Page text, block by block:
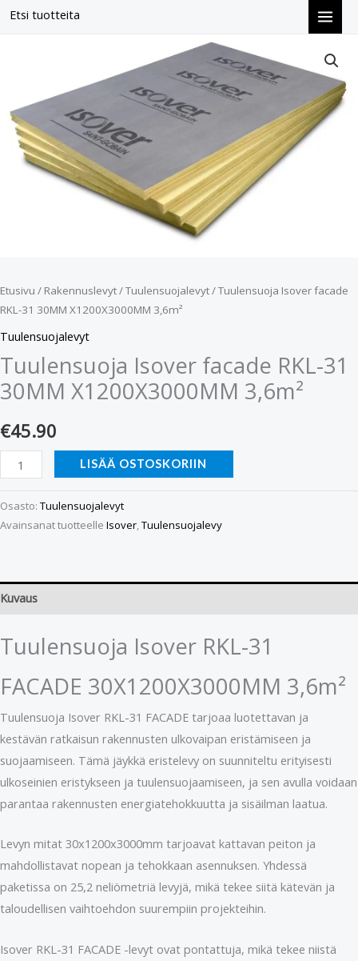
Etsi tuotteita
Siirry
Etusivu / Rakennuslevyt/Tuulensuojalevyt/ Tuulensuoja Isover facade
RKL-31 30MM X1200X3000MM 3,6m²
Tuulensuojalevyt
Tuulensuoja Isover facade RKL-31
30MM X1200X3000MM 3,6m²
€45.90
RKL-
30MM
X1200X3000MM
LISÄÄ OSTOSKORIIN
Osasto: Tuulensuojalevyt
Avainsanat tuotteelle Isover,Tuulensuojalevy
Kuvaus
Tuulensuoja Isover RKL-31
FACADE 30X1200X3000MM 3,6m²
Tuulensuoja Isover RKL-31 FACADE tarjoaa luotettavan ja
kestävän ratkaisun rakennusten ulkovaipan eristämiseen ja
suojaamiseen. Tämä jäykkä eristelevy on suunniteltu erityisesti
ulkoseinien eristykseen ja tuulensuojaamiseen, ja sen avulla voidaan
parantaa rakennusten energiatehokkuutta ja sisäilman laatua.
Levyn mitat 30x1200x3000mm tarjoavat kattavan peiton ja
mahdollistavat nopean ja tehokkaan asennuksen. Yhdessä
paketissa on 25,2 neliömetriä levyjä, mikä tekee siitä kätevän ja
taloudellisen vaihtoehdon suurempiin projekteihin.
Isover RKL-31 FACADE -levyt ovat pontattuja, mikä tekee niistä